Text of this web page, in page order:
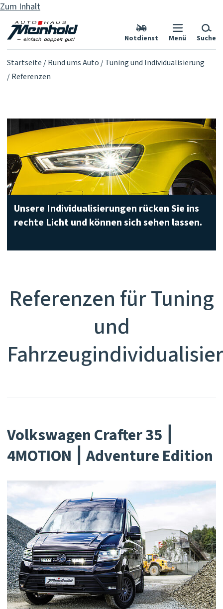
Zum Inhalt
Notdienst Menü Suche
Startseite Rund ums Auto
Tuning und Individualisierung
Referenzen
Unsere Individualisierungen rücken Sie ins
rechte Licht und können sich sehen lassen.
Referenzen für Tuning
und
Volkswagen Crafter 35 ⎮
4MOTION ⎮ Adventure Edition